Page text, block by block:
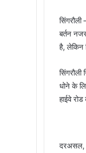
सिंगरौली
बर्तन
है, लेकिन
धोने के
हाईवे
दरअसल,